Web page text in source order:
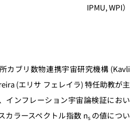
IPMU, WPI）
カブリ数物連携宇宙研究機構 (Kavli
(エリサ フェレイラ) 特任助教が主
インフレーション宇宙論検証におい
カラースペクトル指数 nsの値につい